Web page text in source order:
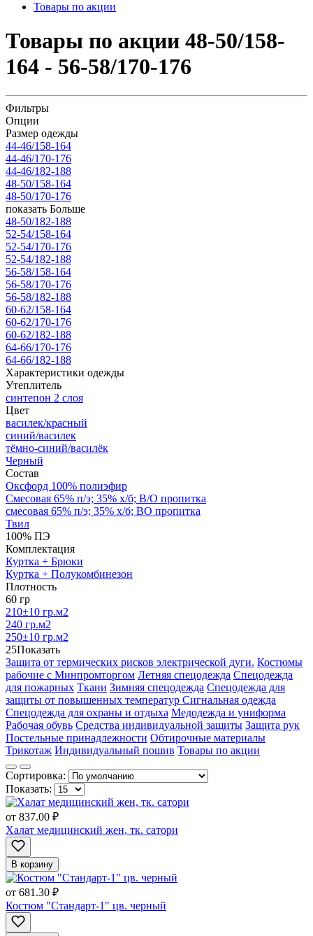
Товары по акции
Товары по акции 48-50/158-
164 - 56-58/170-176
Фильтры
Опции
Размер одежды
44-46/158-164
44-46/170-176
44-46/182-188
48-50/158-164
48-50/170-176
показать Больше
48-50/182-188
52-54/158-164
52-54/170-176
52-54/182-188
56-58/158-164
56-58/170-176
56-58/182-188
60-62/158-164
60-62/170-176
60-62/182-188
64-66/170-176
64-66/182-188
Характеристики одежды
Утеплитель
синтепон 2 слоя
Цвет
василек/красный
синий/василек
тёмно-синий/василёк
Черный
Состав
Оксфорд 100% полиэфир
Смесовая 65% п/э; 35% х/б; В/О пропитка
смесовая 65% п/э; 35% х/б; ВО пропитка
Твил
100% ПЭ
Комплектация
Куртка + Брюки
Куртка + Полукомбинезон
Плотность
60 гр
210±10 гр.м2
240 гр.м2
250±10 гр.м2
25Показать
Защита от термических рисков электрической дуги. Костюмы
рабочие с Минпромторгом Летняя спецодежда Спецодежда
для пожарных Ткани Зимняя спецодежда Спецодежда для
защиты от повышенных температур Сигнальная одежда
Спецодежда для охраны и отдыха Медодежда и униформа
Рабочая обувь Средства индивидуальной защиты Защита рук
Постельные принадлежности Обтирочные материалы
Трикотаж Индивидуальный пошив Товары по акции
Сортировка:
Показать:
от 837.00 ₽
Халат медицинский жен, тк. сатори
В корзину
от 681.30 ₽
Костюм "Стандарт-1" цв. черный